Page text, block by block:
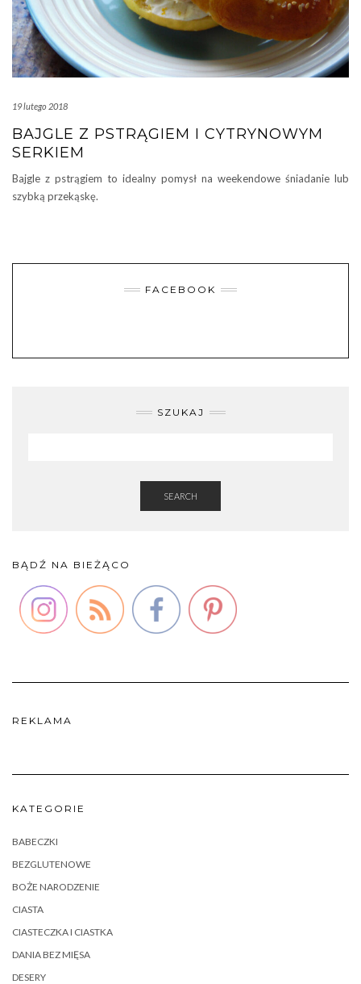
19 lutego 2018
BAJGLE Z PSTRĄGIEM I CYTRYNOWYM
SERKIEM
Bajgle z pstrągiem to idealny pomysł na weekendowe śniadanie lub
szybką przekąskę.
FACEBOOK
SZUKAJ
SEARCH
BĄDŹ NA BIEŻĄCO
REKLAMA
KATEGORIE
BABECZKI
BEZGLUTENOWE
BOŻE NARODZENIE
CIASTA
CIASTECZKA I CIASTKA
DANIA BEZ MIĘSA
DESERY